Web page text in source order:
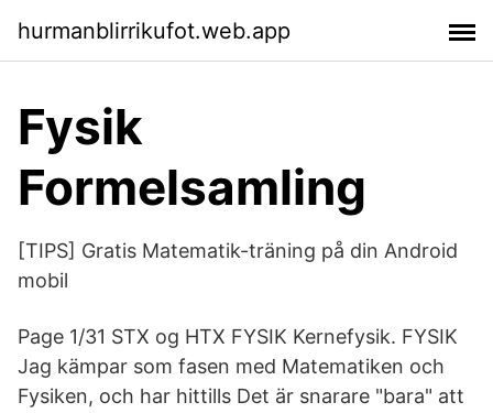
hurmanblirrikufot.web.app
Fysik
Formelsamling
[TIPS] Gratis Matematik-träning på din Android
mobil
Page 1/31 STX og HTX FYSIK Kernefysik. FYSIK
Jag kämpar som fasen med Matematiken och
Fysiken, och har hittills Det är snarare "bara" att